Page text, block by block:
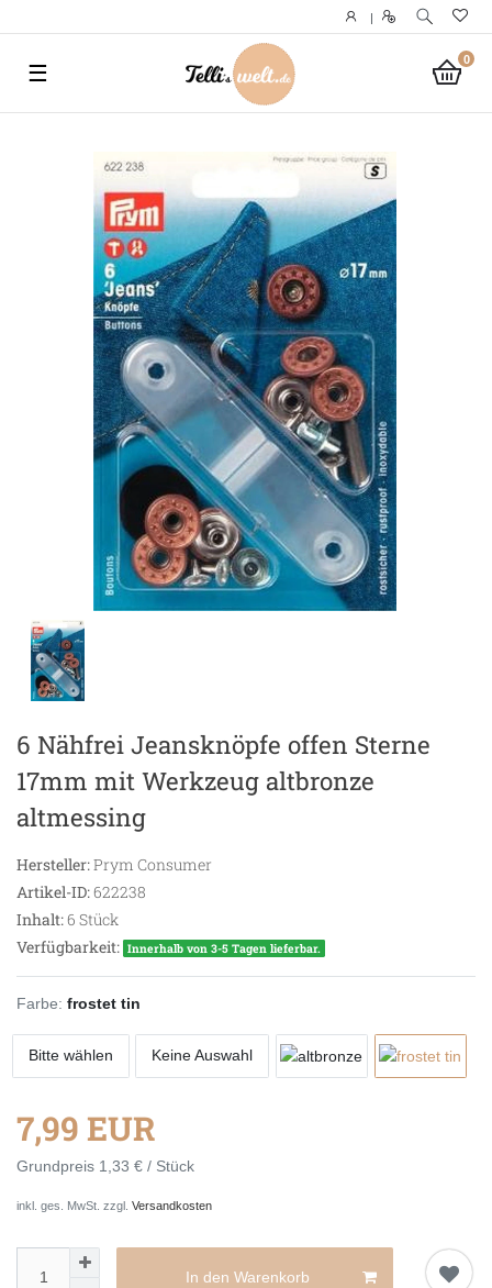
|
0
☰
6 Nähfrei Jeansknöpfe offen Sterne
17mm mit Werkzeug altbronze
altmessing
Hersteller:Prym Consumer
Artikel-ID:622238
Inhalt:6 Stück
Verfügbarkeit: Innerhalb von 3-5 Tagen lieferbar.
Farbe: frostet tin
Bitte wählen Keine Auswahl
7,99 EUR
Grundpreis 1,33 € / Stück
inkl. ges. MwSt. zzgl. Versandkosten
In den Warenkorb